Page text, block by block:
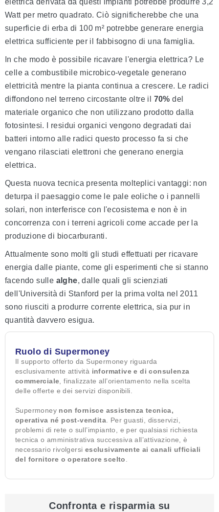
elettrica derivata da questi impianti potrebbe produrre 3,2
Watt per metro quadrato. Ciò significherebbe che una
superficie di erba di 100 m² potrebbe generare energia
elettrica sufficiente per il fabbisogno di una famiglia.
In che modo è possibile ricavare l'energia elettrica? Le
celle a combustibile microbico-vegetale generano
elettricità mentre la pianta continua a crescere. Le radici
diffondono nel terreno circostante oltre il 70% del
materiale organico che non utilizzano prodotto dalla
fotosintesi. I residui organici vengono degradati dai
batteri intorno alle radici questo processo fa si che
vengano rilasciati elettroni che generano energia
elettrica.
Questa nuova tecnica presenta molteplici vantaggi: non
deturpa il paesaggio come le pale eoliche o i pannelli
solari, non interferisce con l'ecosistema e non è in
concorrenza con i terreni agricoli come accade per la
produzione di biocarburanti.
Attualmente sono molti gli studi effettuati per ricavare
energia dalle piante, come gli esperimenti che si stanno
facendo sulle alghe, dalle quali gli scienziati
dell'Università di Stanford per la prima volta nel 2011
sono riusciti a produrre corrente elettrica, sia pur in
quantità davvero esigua.
Ruolo di Supermoney
Il supporto offerto da Supermoney riguarda
esclusivamente attività informative e di consulenza
commerciale , finalizzate all’orientamento nella scelta
delle offerte e dei servizi disponibili.
Supermoney non fornisce assistenza tecnica,
operativa né post-vendita . Per guasti, disservizi,
problemi di rete o sull’impianto, e per qualsiasi richiesta
tecnica o amministrativa successiva all’attivazione, è
necessario rivolgersi esclusivamente ai canali ufficiali
del fornitore o operatore scelto
Confronta e risparmia su